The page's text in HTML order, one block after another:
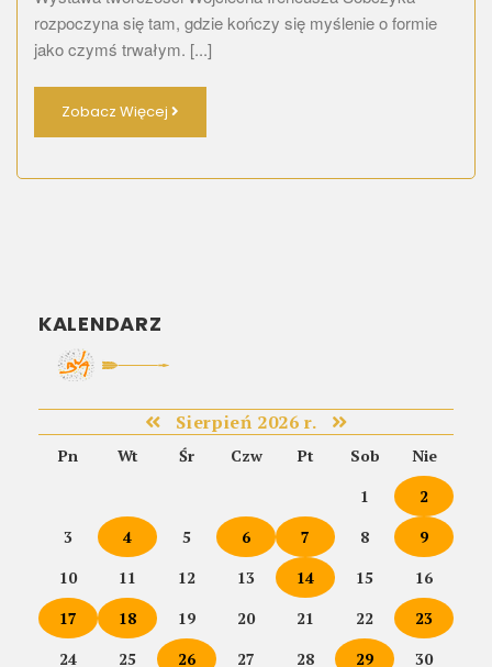
rozpoczyna się tam, gdzie kończy się myślenie o formie
jako czymś trwałym. [...]
Zobacz Więcej
KALENDARZ
Sierpień 2026 r.
Pn Wt Śr Czw Pt Sob
Nie
1
2
3
4 5 6 7 8
9
10
11 12 13 14 15
16
17
18 19 20 21 22
23
24
25 26 27 28 29 30